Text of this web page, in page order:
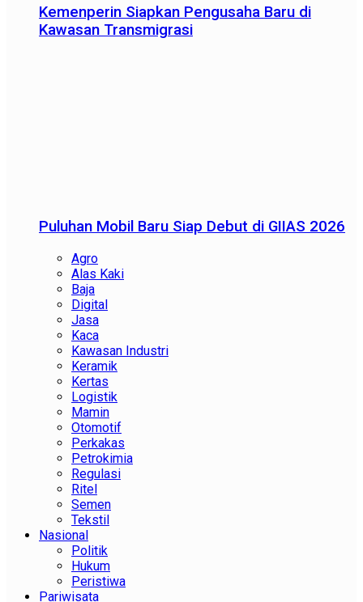
Kemenperin Siapkan Pengusaha Baru di
Kawasan Transmigrasi
Puluhan Mobil Baru Siap Debut di GIIAS 2026
Agro
Alas Kaki
Baja
Digital
Jasa
Kaca
Kawasan Industri
Keramik
Kertas
Logistik
Mamin
Otomotif
Perkakas
Petrokimia
Regulasi
Ritel
Semen
Tekstil
Nasional
Politik
Hukum
Peristiwa
Pariwisata